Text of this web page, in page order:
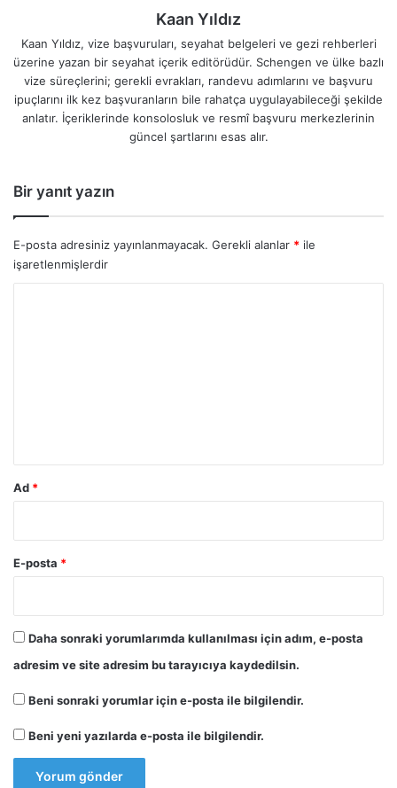
Kaan Yıldız
Kaan Yıldız, vize başvuruları, seyahat belgeleri ve gezi rehberleri
üzerine yazan bir seyahat içerik editörüdür. Schengen ve ülke bazlı
vize süreçlerini; gerekli evrakları, randevu adımlarını ve başvuru
ipuçlarını ilk kez başvuranların bile rahatça uygulayabileceği şekilde
anlatır. İçeriklerinde konsolosluk ve resmî başvuru merkezlerinin
güncel şartlarını esas alır.
Bir yanıt yazın
E-posta adresiniz yayınlanmayacak. Gerekli alanlar * ile
işaretlenmişlerdir
Ad *
E-posta *
Daha sonraki yorumlarımda kullanılması için adım, e-posta
adresim ve site adresim bu tarayıcıya kaydedilsin.
Beni sonraki yorumlar için e-posta ile bilgilendir.
Beni yeni yazılarda e-posta ile bilgilendir.